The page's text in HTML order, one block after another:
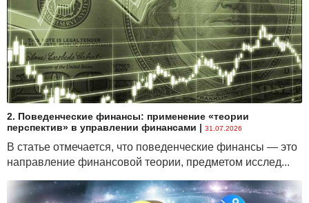
2. Поведенческие финансы: применение «теории
перспектив» в управлении финансами | 31.07.2026
В статье отмечается, что поведенческие финансы — это
направление финансовой теории, предметом исслед...